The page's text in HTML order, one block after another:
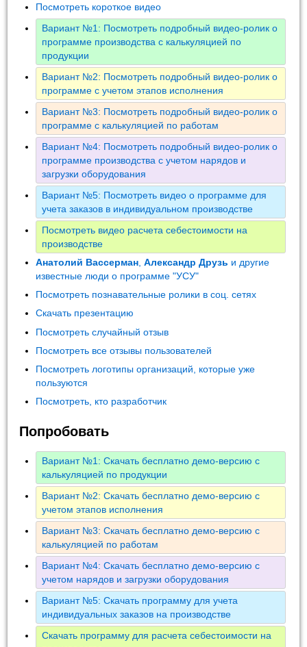
Посмотреть короткое видео
Вариант №1: Посмотреть подробный видео-ролик о
программе производства с калькуляцией по
продукции
Вариант №2: Посмотреть подробный видео-ролик о
программе с учетом этапов исполнения
Вариант №3: Посмотреть подробный видео-ролик о
программе с калькуляцией по работам
Вариант №4: Посмотреть подробный видео-ролик о
программе производства с учетом нарядов и
загрузки оборудования
Вариант №5: Посмотреть видео о программе для
учета заказов в индивидуальном производстве
Посмотреть видео расчета себестоимости на
производстве
Анатолий Вассерман ,Александр Друзь и другие
известные люди о программе "УСУ"
Посмотреть познавательные ролики в соц. сетях
Скачать презентацию
Посмотреть случайный отзыв
Посмотреть все отзывы пользователей
Посмотреть логотипы организаций, которые уже
пользуются
Посмотреть, кто разработчик
Попробовать
Вариант №1: Скачать бесплатно демо-версию с
калькуляцией по продукции
Вариант №2: Скачать бесплатно демо-версию с
учетом этапов исполнения
Вариант №3: Скачать бесплатно демо-версию с
калькуляцией по работам
Вариант №4: Скачать бесплатно демо-версию с
учетом нарядов и загрузки оборудования
Вариант №5: Скачать программу для учета
индивидуальных заказов на производстве
Скачать программу для расчета себестоимости на